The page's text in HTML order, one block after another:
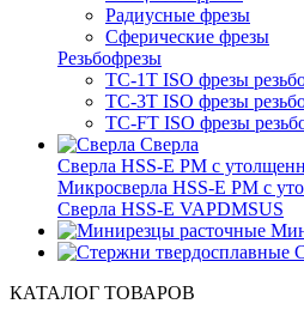
Радиусные фрезы
Сферические фрезы
Резьбофрезы
TC-1T ISO фрезы
TC-3T ISO фрезы
TC-FT ISO фрезы
Сверла
Cверла HSS-E PM c
Микросверла HSS-E PM c
Сверла HSS-E VAPDMSUS
КАТАЛОГ ТОВАРОВ